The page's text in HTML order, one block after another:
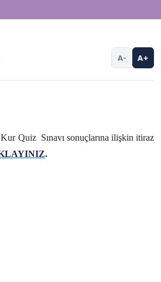
A- A+
Kur Quiz Sınavı sonuçlarına ilişkin itiraz
.